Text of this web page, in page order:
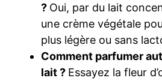
? Oui, par du lait
une crème végétale
plus légère ou sans
Comment parfumer
lait ? Essayez la fleur